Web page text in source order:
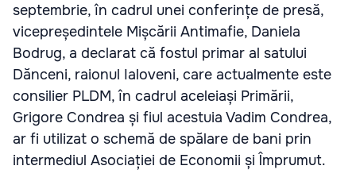
septembrie, în cadrul unei conferințe de presă,
vicepreședintele Mișcării Antimafie, Daniela
Bodrug, a declarat că fostul primar al satului
Dănceni, raionul Ialoveni, care actualmente este
consilier PLDM, în cadrul aceleiași Primării,
Grigore Condrea și fiul acestuia Vadim Condrea,
ar fi utilizat o schemă de spălare de bani prin
intermediul Asociației de Economii și Împrumut.